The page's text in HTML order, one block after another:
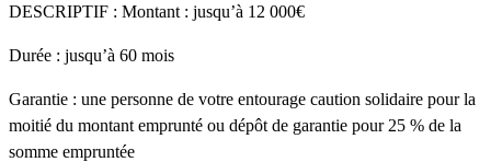
DESCRIPTIF : Montant : jusqu’à 12 000€
Durée : jusqu’à 60 mois
Garantie : une personne de votre entourage caution solidaire pour la
moitié du montant emprunté ou dépôt de garantie pour 25 % de la
somme empruntée